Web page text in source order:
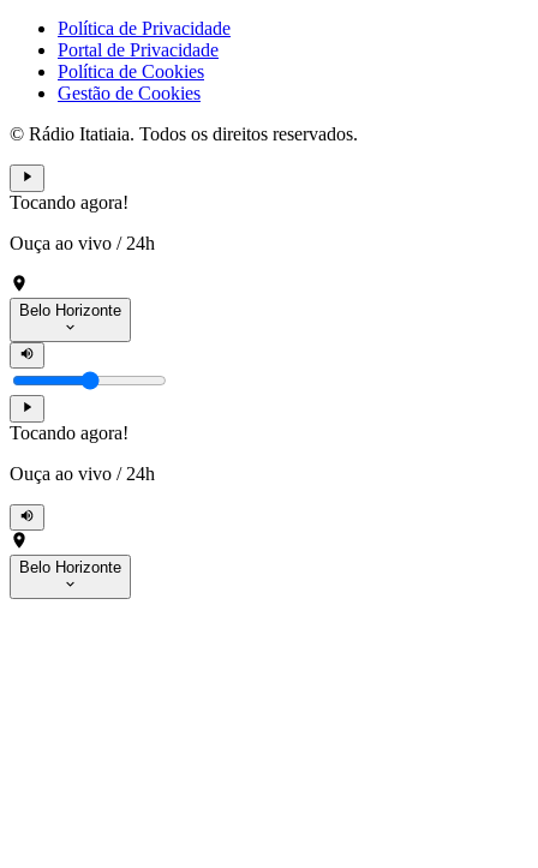
Política de Privacidade
Portal de Privacidade
Política de Cookies
Gestão de Cookies
© Rádio Itatiaia. Todos os direitos reservados.
Tocando agora!
Ouça ao vivo / 24h
Belo Horizonte
Tocando agora!
Ouça ao vivo / 24h
Belo Horizonte